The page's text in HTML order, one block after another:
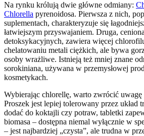
Na rynku królują dwie główne odmiany:
Chlorella pyrenoidosa. Pierwsza z nich,
suplementach, charakteryzuje się
łatwiejszym przyswajaniem. Druga,
detoksykacyjnych, zawiera więcej
chelatowaniu metali ciężkich, ale bywa
osoby wrażliwe. Istnieją też mniej znane
sorokiniana, używana w przemysłowej
kosmetykach.
Wybierając chlorellę, warto zwrócić
Proszek jest lepiej tolerowany przez układ
dodać do koktajli czy potraw, tabletki
biomasa – dostępna niemal wyłącznie w
– jest najbardziej „czysta”, ale trudna w